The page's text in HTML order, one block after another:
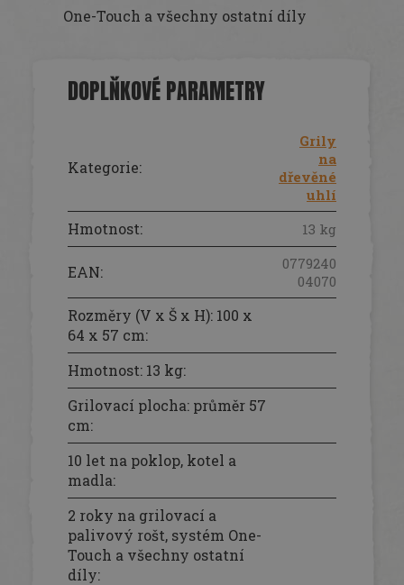
One-Touch a všechny ostatní díly
DOPLŇKOVÉ PARAMETRY
Kategorie:
Grily
na
dřevěné
uhlí
Hmotnost: 13 kg
EAN:
0779240
04070
Rozměry (V x Š x H): 100 x
64 x 57 cm:
Hmotnost: 13 kg:
Grilovací plocha: průměr 57
cm:
10 let na poklop, kotel a
madla:
2 roky na grilovací a
palivový rošt, systém One-
Touch a všechny ostatní
díly: